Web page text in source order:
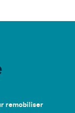
remobiliser